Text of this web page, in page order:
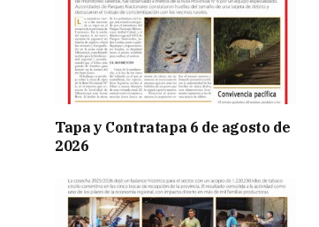
Tapa y Contratapa 6 de agosto de
2026